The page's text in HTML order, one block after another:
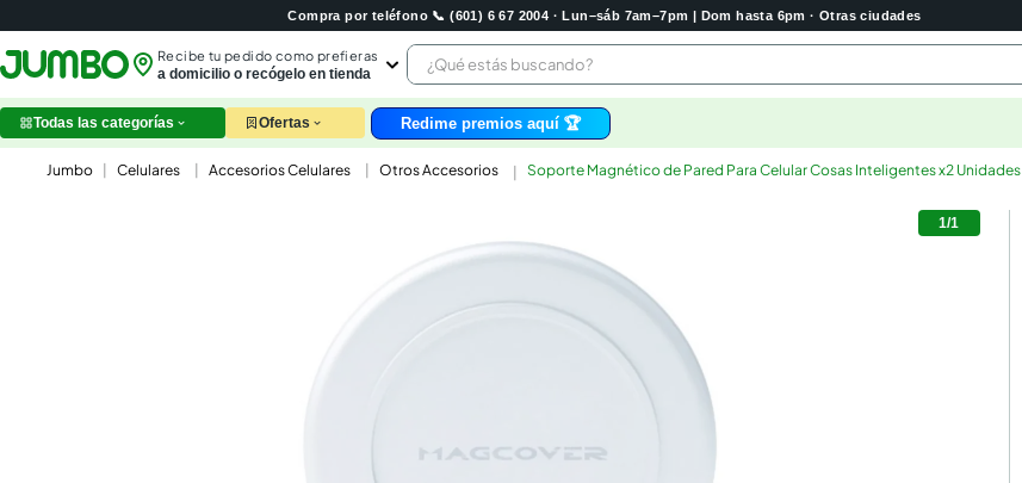
Compra por teléfono 📞 (601) 6 67 2004 · Lun–sáb 7am–7pm | Dom hasta 6pm · Otras ciudades
Recibe tu pedido como prefieras
a domicilio o recógelo en tienda
¿Qué estás buscando?
leche
huevos
papel higienico
Todas las categorías Ofertas Redime premios aquí 🏆
Celulares Accesorios Celulares Otros Accesorios Soporte Magnético de Pared Para Celular Cosas Inteligentes x2 Unidades
1/1